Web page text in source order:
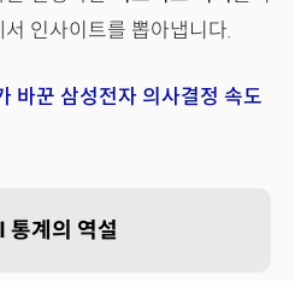
인사이트를 뽑아냅니다.
바꾼 삼성전자 의사결정 속도
통계의 역설